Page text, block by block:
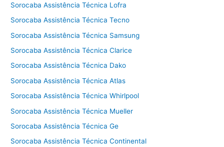
Sorocaba Assistência Técnica Lofra
Sorocaba Assistência Técnica Tecno
Sorocaba Assistência Técnica Samsung
Sorocaba Assistência Técnica Clarice
Sorocaba Assistência Técnica Dako
Sorocaba Assistência Técnica Atlas
Sorocaba Assistência Técnica Whirlpool
Sorocaba Assistência Técnica Mueller
Sorocaba Assistência Técnica Ge
Sorocaba Assistência Técnica Continental